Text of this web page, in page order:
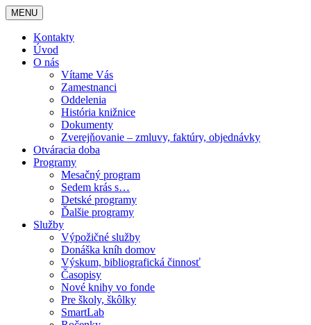
MENU
Kontakty
Úvod
O nás
Vítame Vás
Zamestnanci
Oddelenia
História knižnice
Dokumenty
Zverejňovanie – zmluvy, faktúry, objednávky
Otváracia doba
Programy
Mesačný program
Sedem krás s…
Detské programy
Ďalšie programy
Služby
Výpožičné služby
Donáška kníh domov
Výskum, bibliografická činnosť
Časopisy
Nové knihy vo fonde
Pre školy, škôlky
SmartLab